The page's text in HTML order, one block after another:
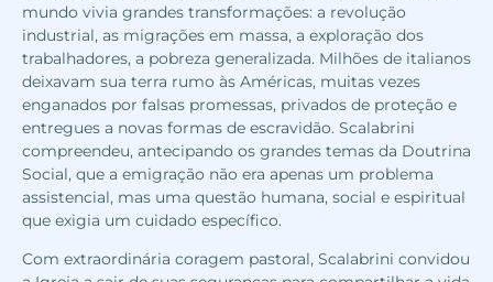
mundo vivia grandes transformações: a revolução
industrial, as migrações em massa, a exploração dos
trabalhadores, a pobreza generalizada. Milhões de italianos
deixavam sua terra rumo às Américas, muitas vezes
enganados por falsas promessas, privados de proteção e
entregues a novas formas de escravidão. Scalabrini
compreendeu, antecipando os grandes temas da Doutrina
Social, que a emigração não era apenas um problema
assistencial, mas uma questão humana, social e espiritual
que exigia um cuidado específico.
Com extraordinária coragem pastoral, Scalabrini convidou